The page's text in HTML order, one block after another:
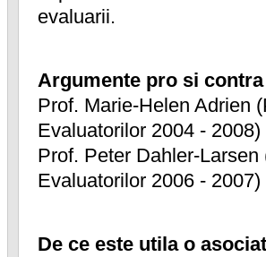
evaluarii.
Argumente pro si
Prof. Marie-Helen Adrien
Evaluatorilor 2004 - 2008)
Prof. Peter Dahler-
Evaluatorilor 2006 - 2007)
De ce este utila o